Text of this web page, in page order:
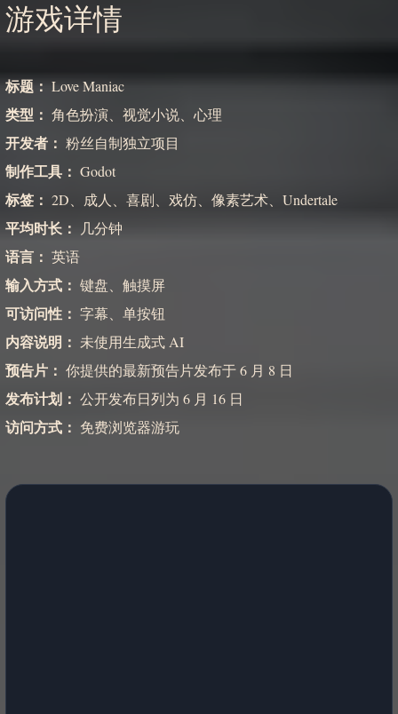
游戏详情
标题： Love Maniac
类型： 角色扮演、视觉小说、心理
开发者： 粉丝自制独立项目
制作工具： Godot
标签： 2D、成人、喜剧、戏仿、像素艺术、Undertale
平均时长： 几分钟
语言： 英语
输入方式： 键盘、触摸屏
可访问性： 字幕、单按钮
内容说明： 未使用生成式 AI
预告片： 你提供的最新预告片发布于 6 月 8 日
发布计划： 公开发布日列为 6 月 16 日
访问方式： 免费浏览器游玩